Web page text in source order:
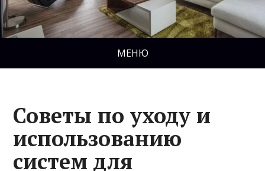
МЕНЮ
Советы по уходу и
использованию
систем для